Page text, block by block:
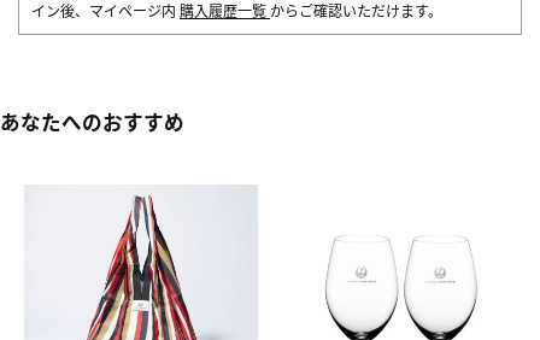
イン後、マイページ内 購入履歴一覧 からご確認いただけます。
あなたへのおすすめ